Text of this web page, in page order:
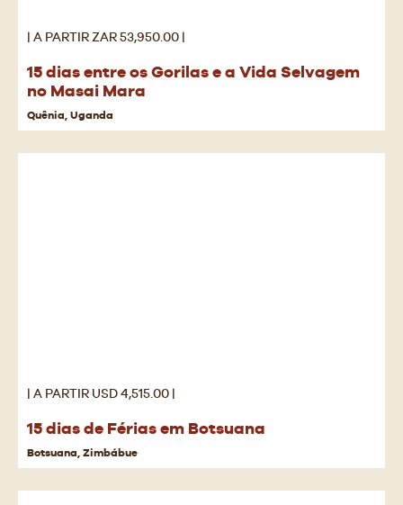
| A PARTIR ZAR 53,950.00 |
15 dias entre os Gorilas e a Vida Selvagem
no Masai Mara
Quênia, Uganda
| A PARTIR USD 4,515.00 |
15 dias de Férias em Botsuana
Botsuana, Zimbábue